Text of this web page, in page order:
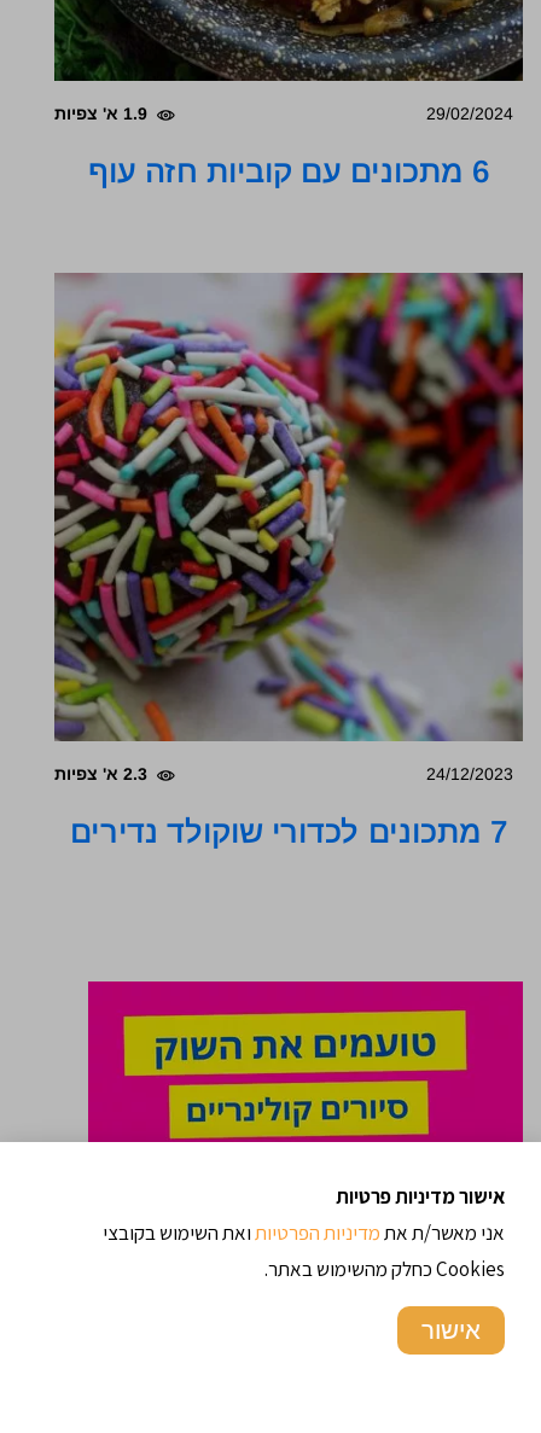
29/02/2024 1.9 א' צפיות
6 מתכונים עם קוביות חזה עוף
24/12/2023 2.3 א' צפיות
7 מתכונים לכדורי שוקולד נדירים
אישור מדיניות פרטיות
אני מאשר/ת אתמדיניות הפרטיותואת השימוש בקובצי
Cookies כחלק מהשימוש באתר.
אישור